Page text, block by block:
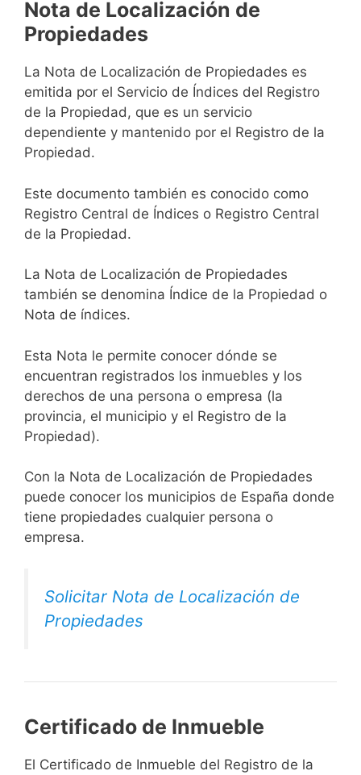
Nota de Localización de
Propiedades
La Nota de Localización de Propiedades es
emitida por el Servicio de Índices del Registro
de la Propiedad, que es un servicio
dependiente y mantenido por el Registro de la
Propiedad.
Este documento también es conocido como
Registro Central de Índices o Registro Central
de la Propiedad.
La Nota de Localización de Propiedades
también se denomina Índice de la Propiedad o
Nota de índices.
Esta Nota le permite conocer dónde se
encuentran registrados los inmuebles y los
derechos de una persona o empresa (la
provincia, el municipio y el Registro de la
Propiedad).
Con la Nota de Localización de Propiedades
puede conocer los municipios de España donde
tiene propiedades cualquier persona o
empresa.
Solicitar Nota de Localización de
Propiedades
Certificado de Inmueble
El Certificado de Inmueble del Registro de la